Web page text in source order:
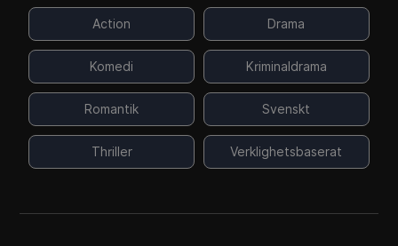
Action Drama
Komedi Kriminaldrama
Romantik Svenskt
Thriller Verklighetsbaserat